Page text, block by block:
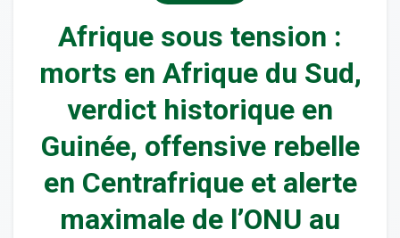
Afrique sous tension :
morts en Afrique du Sud,
verdict historique en
Guinée, offensive rebelle
en Centrafrique et alerte
maximale de l’ONU au